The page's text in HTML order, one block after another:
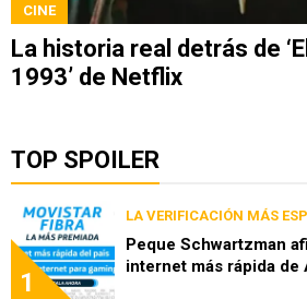
CINE
La historia real detrás de
1993’ de Netflix
TOP SPOILER
1
LA VERIFICACIÓN MÁS
Peque Schwartzman
internet más rápida de